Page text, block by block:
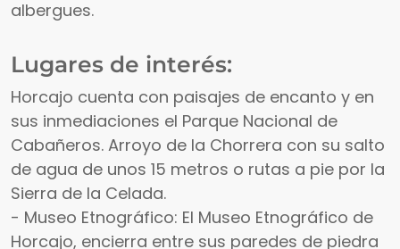
albergues.
Lugares de interés:
Horcajo cuenta con paisajes de encanto y en
sus inmediaciones el Parque Nacional de
Cabañeros. Arroyo de la Chorrera con su salto
de agua de unos 15 metros o rutas a pie por la
Sierra de la Celada.
- Museo Etnográfico: El Museo Etnográfico de
Horcajo, encierra entre sus paredes de piedra